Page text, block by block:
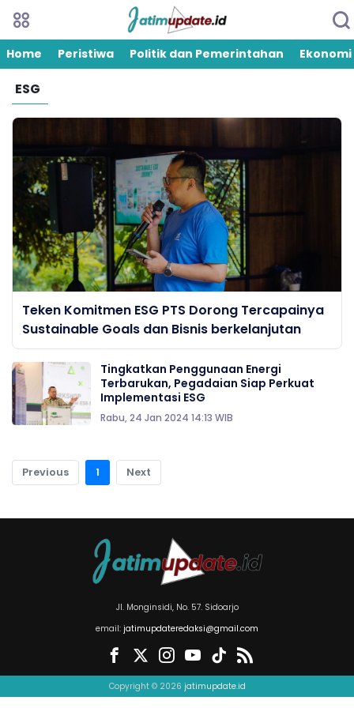
Home Peristiwa Politik dan Pemerintahan Ekonomi
ESG
Teken Komitmen ESG PTS Dorong Tercapainya
Sustainable Goals dan Bisnis berkelanjutan
Tingkatkan Penggunaan Energi
Terbarukan, Pegadaian Siap Perkuat
Implementasi ESG
Rabu, 24 Jan 2024 14:13 WIB
Previous 1 Next
Jl. Monginsidi, No. 57. Sidoarjo
email: jatimupdateredaksi@gmail.com
Copyright © 2026 jatimupdate.id